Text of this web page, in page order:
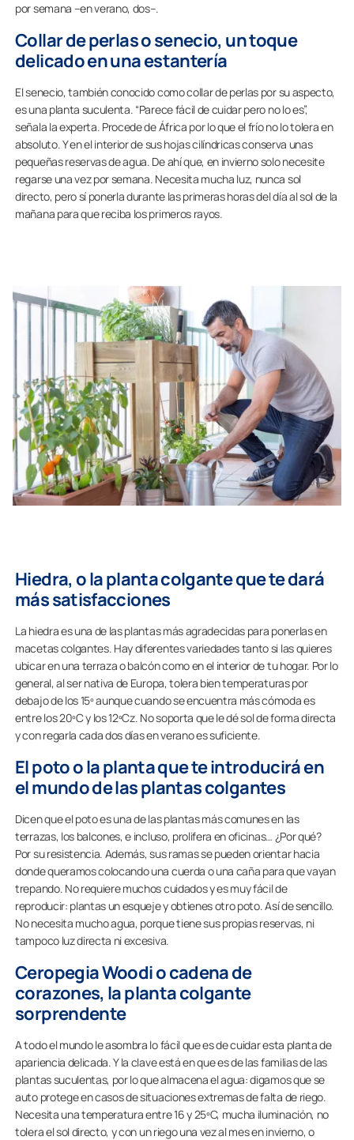
por semana –en verano, dos–.
Collar de perlas o senecio, un toque
delicado en una estantería
El senecio, también conocido como collar de perlas por su aspecto,
es una planta suculenta. “Parece fácil de cuidar pero no lo es”,
señala la experta. Procede de África por lo que el frío no lo tolera en
absoluto. Y en el interior de sus hojas cilíndricas conserva unas
pequeñas reservas de agua. De ahí que, en invierno solo necesite
regarse una vez por semana. Necesita mucha luz, nunca sol
directo, pero sí ponerla durante las primeras horas del día al sol de la
mañana para que reciba los primeros rayos.
Hiedra, o la planta colgante que te dará
más satisfacciones
La hiedra es una de las plantas más agradecidas para ponerlas en
macetas colgantes. Hay diferentes variedades tanto si las quieres
ubicar en una terraza o balcón como en el interior de tu hogar. Por lo
general, al ser nativa de Europa, tolera bien temperaturas por
debajo de los 15º aunque cuando se encuentra más cómoda es
entre los 20ºC y los 12ºCz. No soporta que le dé sol de forma directa
y con regarla cada dos días en verano es suficiente.
El poto o la planta que te introducirá en
el mundo de las plantas colgantes
Dicen que el poto es una de las plantas más comunes en las
terrazas, los balcones, e incluso, prolifera en oficinas… ¿Por qué?
Por su resistencia. Además, sus ramas se pueden orientar hacia
donde queramos colocando una cuerda o una caña para que vayan
trepando. No requiere muchos cuidados y es muy fácil de
reproducir: plantas un esqueje y obtienes otro poto. Así de sencillo.
No necesita mucho agua, porque tiene sus propias reservas, ni
tampoco luz directa ni excesiva.
Ceropegia Woodi o cadena de
corazones, la planta colgante
sorprendente
A todo el mundo le asombra lo fácil que es de cuidar esta planta de
apariencia delicada. Y la clave está en que es de las familias de las
plantas suculentas, por lo que almacena el agua: digamos que se
auto protege en casos de situaciones extremas de falta de riego.
Necesita una temperatura entre 16 y 25ºC, mucha iluminación, no
tolera el sol directo, y con un riego una vez al mes en invierno, o